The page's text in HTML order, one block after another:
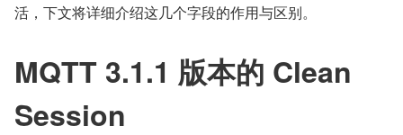
活，下文将详细介绍这几个字段的作用与区别。
MQTT 3.1.1 版本的 Clean
Session